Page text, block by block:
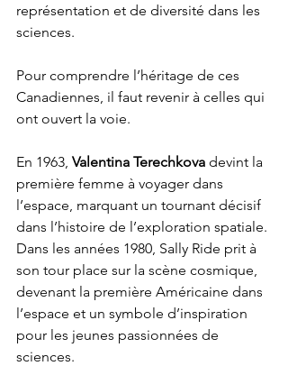
représentation et de diversité dans les
sciences.
Pour comprendre l’héritage de ces
Canadiennes, il faut revenir à celles qui
ont ouvert la voie.
En 1963, Valentina Terechkova devint la
première femme à voyager dans
l’espace, marquant un tournant décisif
dans l’histoire de l’exploration spatiale.
Dans les années 1980, Sally Ride prit à
son tour place sur la scène cosmique,
devenant la première Américaine dans
l’espace et un symbole d’inspiration
pour les jeunes passionnées de
sciences.